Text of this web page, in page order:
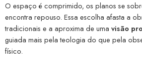
O espaço é comprimido, os planos se
encontra repouso. Essa escolha afasta a
tradicionais e a aproxima de uma visão
guiada mais pela teologia do que pela
físico.